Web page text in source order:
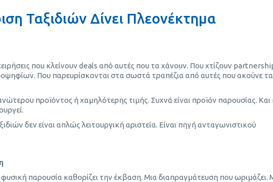
Ταξιδιών Δίνει Πλεονέκτημα
που κλείνουν deals από αυτές που τα χάνουν. Που χτίζουν
Που παρευρίσκονται στα σωστά τραπέζια από αυτές που ακούνε τα
προϊόντος ή χαμηλότερης τιμής. Συχνά είναι προϊόν παρουσίας. Και
δεν είναι απλώς λειτουργική αριστεία. Είναι πηγή ανταγωνιστικού
παρουσία καθορίζει την έκβαση. Μια διαπραγμάτευση που ωριμάζει.